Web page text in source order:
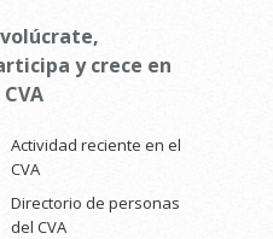
y crece en
Actividad reciente en el
CVA
Directorio de personas
del CVA